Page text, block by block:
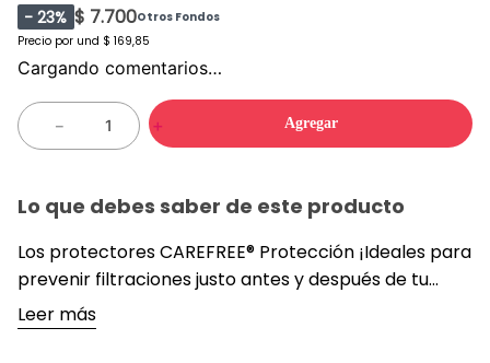
-23% $ 7.700Otros Fondos
Precio por und $ 169,85
Cargando comentarios…
＋
－ Agregar
Lo que debes saber de este producto
Los protectores CAREFREE® Protección ¡Ideales para
prevenir filtraciones justo antes y después de tu
periodo! Evitan filtraciones en caso de que tengas
posibles descargas gracias a su barrera plástica que
Leer más